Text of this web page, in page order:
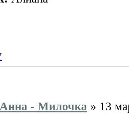
Анна - Милочка » 13